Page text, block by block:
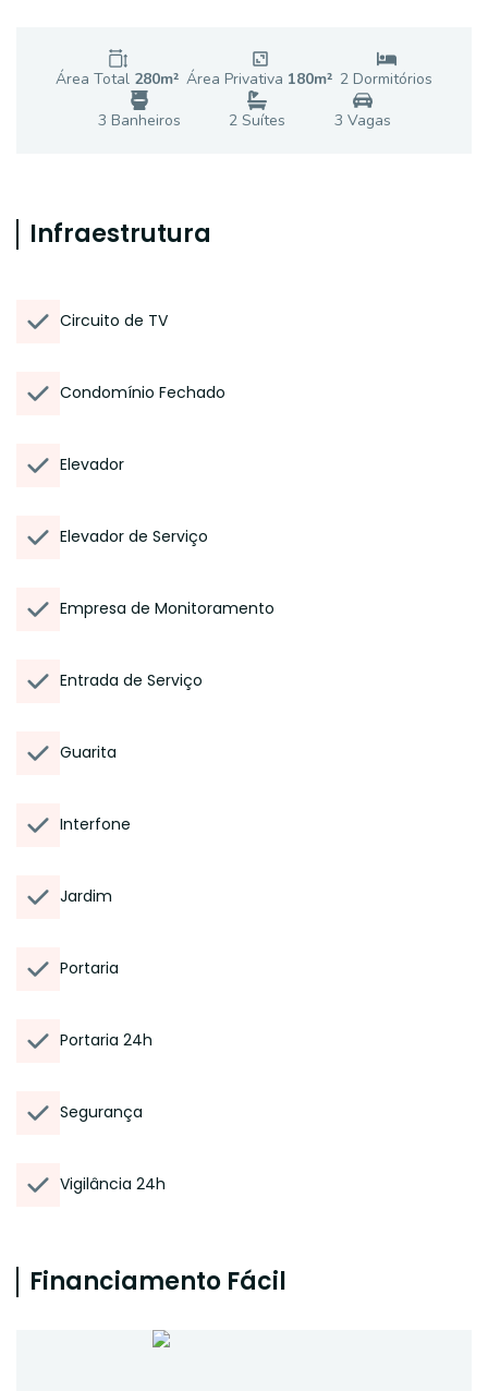
Área Total 280m² Área Privativa 180m² 2 Dormitórios
3 Banheiros 2 Suítes 3 Vagas
Infraestrutura
Circuito de TV
Condomínio Fechado
Elevador
Elevador de Serviço
Empresa de Monitoramento
Entrada de Serviço
Guarita
Interfone
Jardim
Portaria
Portaria 24h
Segurança
Vigilância 24h
Financiamento Fácil